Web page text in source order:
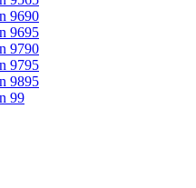
9690
9695
9790
9795
9895
99